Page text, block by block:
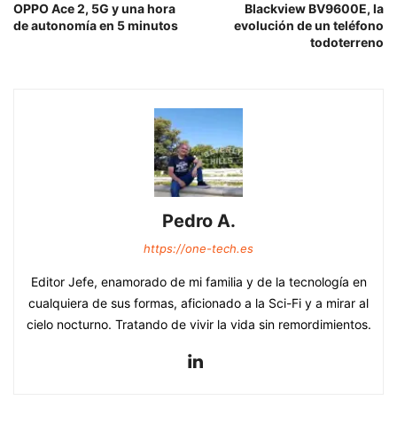
OPPO Ace 2, 5G y una hora
de autonomía en 5 minutos
Blackview BV9600E, la
evolución de un teléfono
todoterreno
Pedro A.
https://one-tech.es
Editor Jefe, enamorado de mi familia y de la tecnología en
cualquiera de sus formas, aficionado a la Sci-Fi y a mirar al
cielo nocturno. Tratando de vivir la vida sin remordimientos.